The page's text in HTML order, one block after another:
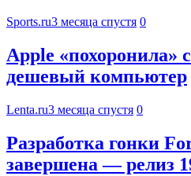
Sports.ru3 месяца спустя 0
Apple «похоронила»
дешевый компьютер
Lenta.ru3 месяца спустя 0
Разработка гонки
завершена — релиз